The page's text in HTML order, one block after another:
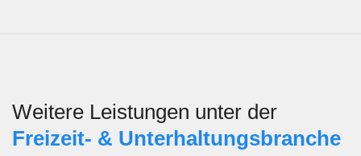
Weitere Leistungen unter der
Freizeit- & Unterhaltungs­branche